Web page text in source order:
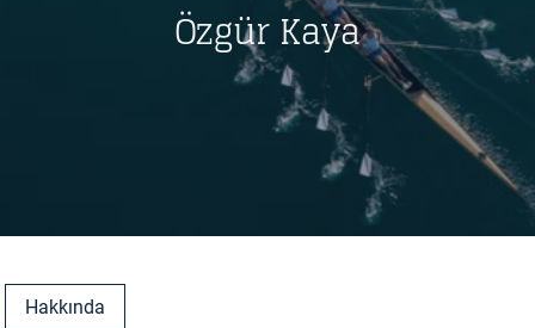
Özgür Kaya
Hakkında